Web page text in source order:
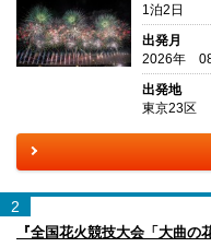
1泊2日
出発月
2026年
出発地
東京23区
2
『全国花火競技大会「大曲